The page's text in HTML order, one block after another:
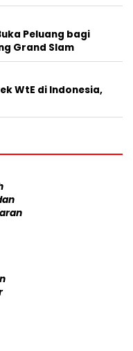
Peluang bagi
Grand Slam
WtE di Indonesia,